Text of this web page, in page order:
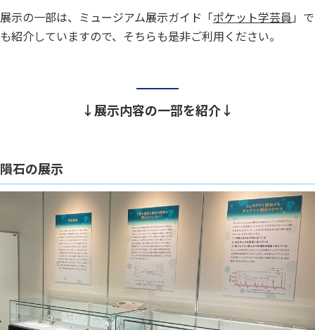
展示の一部は、ミュージアム展示ガイド「ポケット学芸員 」で
も紹介していますので、そちらも是非ご利用ください。
↓展示内容の一部を紹介↓
隕石の展示